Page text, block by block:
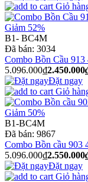
Giỏ
Giảm 52%
B1- BC4M
Đã bán: 3034
Combo Bồn Cầu
5.096.000₫
Đặt ngay
Giỏ
Giảm 50%
B1-BC4M
Đã bán: 9867
Combo Bồn cầu 903
5.096.000₫
Đặt ngay
Giỏ